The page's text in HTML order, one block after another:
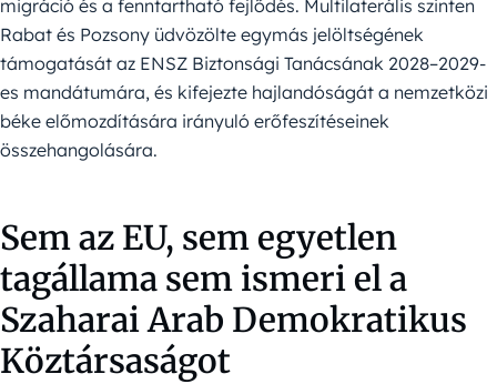
migráció és a fenntartható fejlődés. Multilaterális szinten
Rabat és Pozsony üdvözölte egymás jelöltségének
támogatását az ENSZ Biztonsági Tanácsának 2028–2029-
es mandátumára, és kifejezte hajlandóságát a nemzetközi
béke előmozdítására irányuló erőfeszítéseinek
összehangolására.
Sem az EU, sem egyetlen
tagállama sem ismeri el a
Szaharai Arab Demokratikus
Köztársaságot